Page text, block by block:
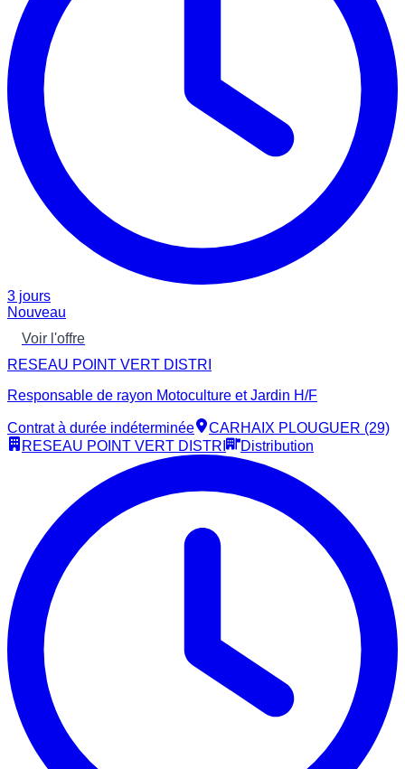
3 jours
Nouveau
Voir l'offre
RESEAU POINT VERT DISTRI
Responsable de rayon Motoculture et Jardin H/F
Contrat à durée indéterminée
CARHAIX PLOUGUER (29)
RESEAU POINT VERT DISTRI
Distribution